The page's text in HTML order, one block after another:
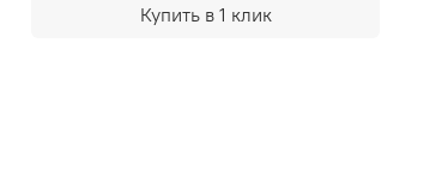
Купить в 1 клик